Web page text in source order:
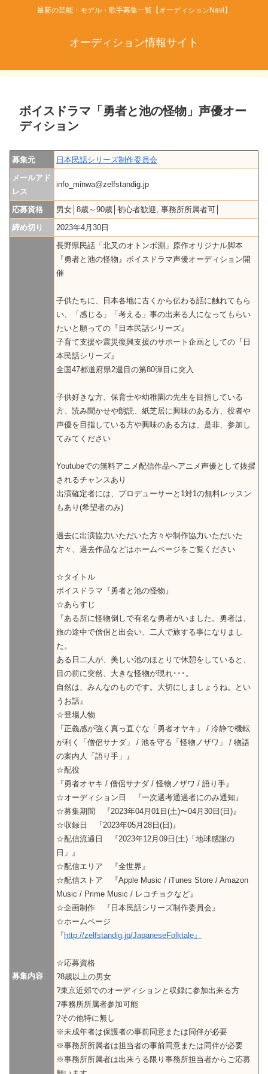
最新の芸能・モデル・歌手募集一覧【オーディションNavi】
オーディション情報サイト
ボイスドラマ「勇者と池の怪物」声優オー
ディション
募集元
日本民話シリーズ制作委員会
メールアド
レス
info_minwa@zelfstandig.jp
応募資格
男女│8歳～90歳│初心者歓迎, 事務所所属者可│
締め切り
2023年4月30日
募集内容
長野県民話「北又のオトンボ淵」原作オリジナル脚本
『勇者と池の怪物』ボイスドラマ声優オーディション開
催
子供たちに、日本各地に古くから伝わる話に触れてもら
い、「感じる」「考える」事の出来る人になってもらい
たいと願っての『日本民話シリーズ』
子育て支援や震災復興支援のサポート企画としての『日
本民話シリーズ』
全国47都道府県2週目の第80弾目に突入
子供好きな方、保育士や幼稚園の先生を目指している
方、読み聞かせや朗読、紙芝居に興味のある方、役者や
声優を目指している方や興味のある方は、是非、参加し
てみてください
Youtubeでの無料アニメ配信作品へアニメ声優として抜擢
されるチャンスあり
出演確定者には、プロデューサーと1対1の無料レッスン
もあり(希望者のみ)
過去に出演協力いただいた方々や制作協力いただいた
方々、過去作品などはホームページをご覧ください
☆タイトル
ボイスドラマ『勇者と池の怪物』
☆あらすじ
『ある所に怪物倒しで有名な勇者がいました。勇者は、
旅の途中で僧侶と出会い、二人で旅する事になりまし
た。
ある日二人が、美しい池のほとりで休憩をしていると、
目の前に突然、大きな怪物が現れ･･･。
自然は、みんなのものです。大切にしましょうね。とい
うお話』
☆登場人物
『正義感が強く真っ直ぐな「勇者オヤキ」 / 冷静で機転
が利く「僧侶サナダ」 / 池を守る「怪物ノザワ」 / 物語
の案内人「語り手」』
☆配役
『勇者オヤキ / 僧侶サナダ / 怪物ノザワ / 語り手』
☆オーディション日 『一次選考通過者にのみ通知』
☆募集期間 『2023年04月01日(土)〜04月30日(日)』
☆収録日 『2023年05月28日(日)』
☆配信流通日 『2023年12月09日(土)「地球感謝の
日」』
☆配信エリア 『全世界』
☆配信ストア 『Apple Music / iTunes Store / Amazon
Music / Prime Music / レコチョクなど』
☆企画制作 『日本民話シリーズ制作委員会』
☆ホームページ
『http://zelfstandig.jp/JapaneseFolktale』
☆応募資格
?8歳以上の男女
?東京近郊でのオーディションと収録に参加出来る方
?事務所所属者参加可能
?その他特に無し
※未成年者は保護者の事前同意または同伴が必要
※事務所所属者は担当者の事前同意または同伴が必要
※事務所所属者は出来うる限り事務所担当者からご応募